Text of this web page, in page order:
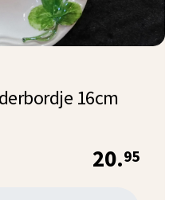
16cm
20.95